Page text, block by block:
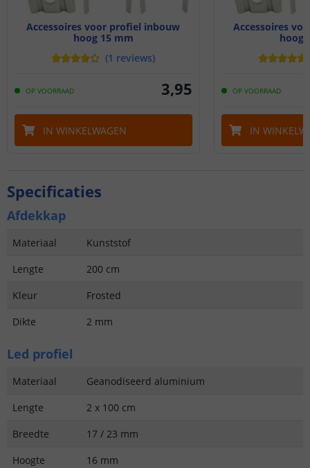
Accessoires voor profiel inbouw
hoog 15 mm
(1 reviews)
OP VOORRAAD 3,95
IN WINKELWAGEN
Accessoires
hoog
OP VOORRAAD
IN
Specificaties
Afdekkap
Materiaal
Kunststof
Lengte
200 cm
Kleur
Frosted
Dikte
2 mm
Led profiel
Materiaal
Geanodiseerd aluminium
Lengte
2 x 100 cm
Breedte
17 / 23 mm
Hoogte
16 mm